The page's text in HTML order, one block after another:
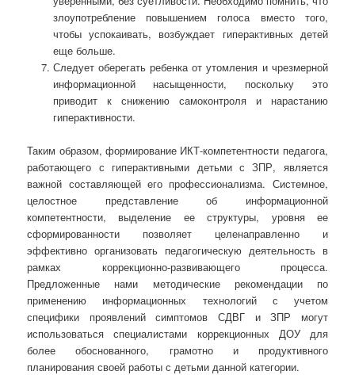
злоупотребление повышением голоса вместо того,
чтобы успокаивать, возбуждает гиперактивных детей
еще больше.
Следует оберегать ребенка от утомления и чрезмерной
информационной насыщенности, поскольку это
приводит к снижению самоконтроля и нарастанию
гиперактивности.
Таким образом, формирование ИКТ-компетентности педагога,
работающего с гиперактивными детьми с ЗПР, является
важной составляющей его профессионализма. Системное,
целостное представление об информационной
компетентности, выделение ее структуры, уровня ее
сформированности позволяет целенаправленно и
эффективно организовать педагогическую деятельность в
рамках коррекционно-развивающего процесса.
Предложенные нами методические рекомендации по
применению информационных технологий с учетом
специфики проявлений симптомов СДВГ и ЗПР могут
использоваться специалистами коррекционных ДОУ для
более обоснованного, грамотно и продуктивного
планирования своей работы с детьми данной категории.